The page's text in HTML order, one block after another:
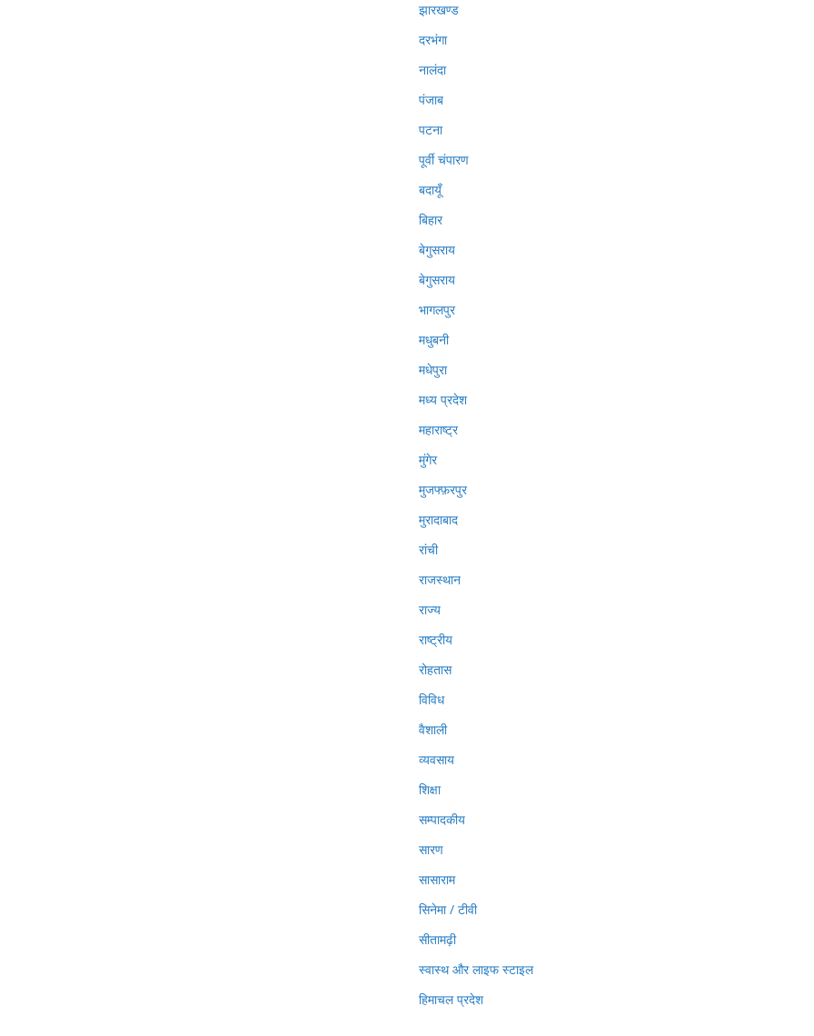
झारखण्ड
दरभंगा
नालंदा
पंजाब
पटना
पूर्वी चंपारण
बदायूँ
बिहार
बेगुसराय
बेगुसराय
भागलपुर
मधुबनी
मधेपुरा
मध्य प्रदेश
महाराष्ट्र
मुंगेर
मुजफ्फ़रपुर
मुरादाबाद
रांची
राजस्थान
राज्य
राष्ट्रीय
रोहतास
विविध
वैशाली
व्यवसाय
शिक्षा
सम्पादकीय
सारण
सासाराम
सिनेमा / टीवी
सीतामढ़ी
स्वास्थ और लाइफ स्टाइल
हिमाचल प्रदेश